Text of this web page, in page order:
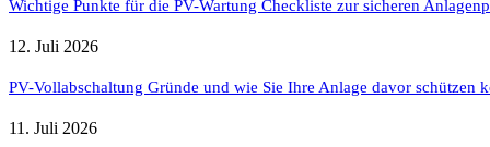
Wichtige Punkte für die PV-Wartung Checkliste zur sicheren
12. Juli 2026
PV-Vollabschaltung Gründe und wie Sie Ihre Anlage davor schützen
11. Juli 2026